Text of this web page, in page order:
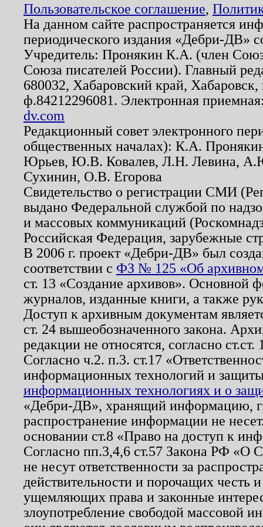
Пользовательское соглашение,
На данном сайте распространяется
периодического издания «Дебри-ДВ»
Учредитель: Пронякин К.А. (член
Союза писателей России). Главный
680032, Хабаровский край,
ф.84212296081. Электронная
dv.com
Редакционный совет электронного
общественных началах): К.А.
Юрьев, Ю.В. Ковалев, Л.Н. Левина,
Сухинин, О.В. Егорова
Свидетельство о регистрации СМИ
выдано Федеральной службой по
и массовых коммуникаций
Российская Федерация, зарубежные
В 2006 г. проект «Дебри-ДВ» был
соответствии с ФЗ № 125 «Об
ст. 13 «Создание архивов». Основной
журналов, изданные книги, а также
Доступ к архивным документам
ст. 24 вышеобозначенного закона.
редакции не относятся, согласно
Согласно ч.2. п.3. ст.17
информационных технологий и
информационных технологиях и о
«Дебри-ДВ», хранящий информацию,
распространение информации не
основании ст.8 «Право на доступ к
Согласно пп.3,4,6 ст.57 Закона РФ «О
не несут ответственности за
действительности и порочащих честь
ущемляющих права и законные
злоупотребление свободой массовой